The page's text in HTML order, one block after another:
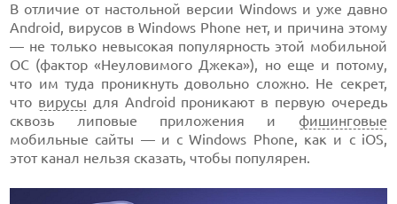
В отличие от настольной версии Windows и уже давно
Android, вирусов в Windows Phone нет, и причина этому
— не только невысокая популярность этой мобильной
ОС (фактор «Неуловимого Джека»), но еще и потому,
что им туда проникнуть довольно сложно. Не секрет,
что вирусы для Android проникают в первую очередь
сквозь липовые приложения и фишинговые
мобильные сайты — и с Windows Phone, как и с iOS,
этот канал нельзя сказать, чтобы популярен.